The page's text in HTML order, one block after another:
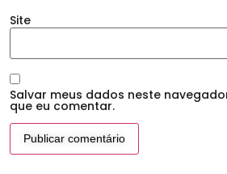
Site
Salvar meus dados neste
que eu comentar.